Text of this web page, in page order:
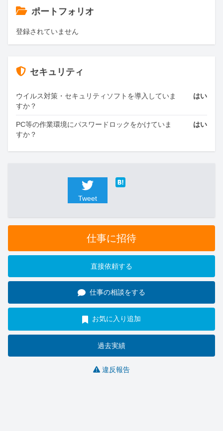
ポートフォリオ
登録されていません
セキュリティ
ウイルス対策・セキュリティソフトを導入していま
すか？
はい
PC等の作業環境にパスワードロックをかけていま
すか？
はい
Tweet
仕事に招待
直接依頼する
仕事の相談をする
お気に入り追加
過去実績
違反報告